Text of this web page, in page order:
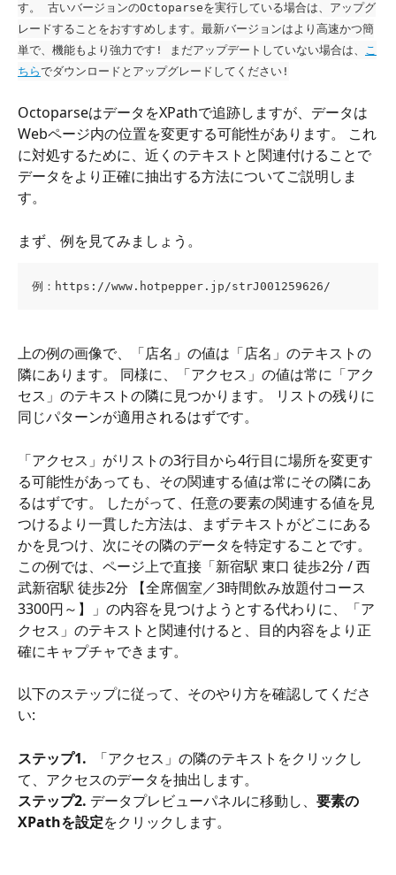
す。 古いバージョンのOctoparseを実行している場合は、アップグ
レードすることをおすすめします。最新バージョンはより高速かつ簡
単で、機能もより強力です! まだアップデートしていない場合は、 こ
ちらでダウンロードとアップグレードしてください!
OctoparseはデータをXPathで追跡しますが、データは
Webページ内の位置を変更する可能性があります。 これ
に対処するために、近くのテキストと関連付けることで
データをより正確に抽出する方法についてご説明しま
す。
まず、例を見てみましょう。
例：https://www.hotpepper.jp/strJ001259626/
上の例の画像で、「店名」の値は「店名」のテキストの
隣にあります。 同様に、「アクセス」の値は常に「アク
セス」のテキストの隣に見つかります。 リストの残りに
同じパターンが適用されるはずです。
「アクセス」がリストの3行目から4行目に場所を変更す
る可能性があっても、その関連する値は常にその隣にあ
るはずです。 したがって、任意の要素の関連する値を見
つけるより一貫した方法は、まずテキストがどこにある
かを見つけ、次にその隣のデータを特定することです。
この例では、ページ上で直接「新宿駅 東口 徒歩2分 / 西
武新宿駅 徒歩2分 【全席個室／3時間飲み放題付コース
3300円～】」の内容を見つけようとする代わりに、「ア
クセス」のテキストと関連付けると、目的内容をより正
確にキャプチャできます。
以下のステップに従って、そのやり方を確認してくださ
い:
ステップ1.
  「アクセス」の隣のテキストをクリックし
て、アクセスのデータを抽出します。
ステップ2. データプレビューパネルに移動し、 要素の
XPathを設定をクリックします。